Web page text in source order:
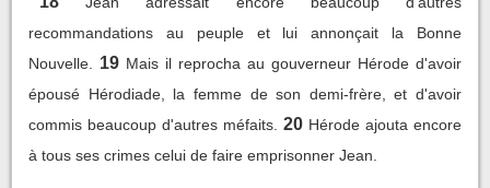
recommandations au peuple et lui annonçait la Bonne
Nouvelle.
19 Mais il reprocha au gouverneur Hérode d'avoir
épousé Hérodiade, la femme de son demi-frère, et d'avoir
commis beaucoup d'autres méfaits. 20 Hérode ajouta encore
à tous ses crimes celui de faire emprisonner Jean.